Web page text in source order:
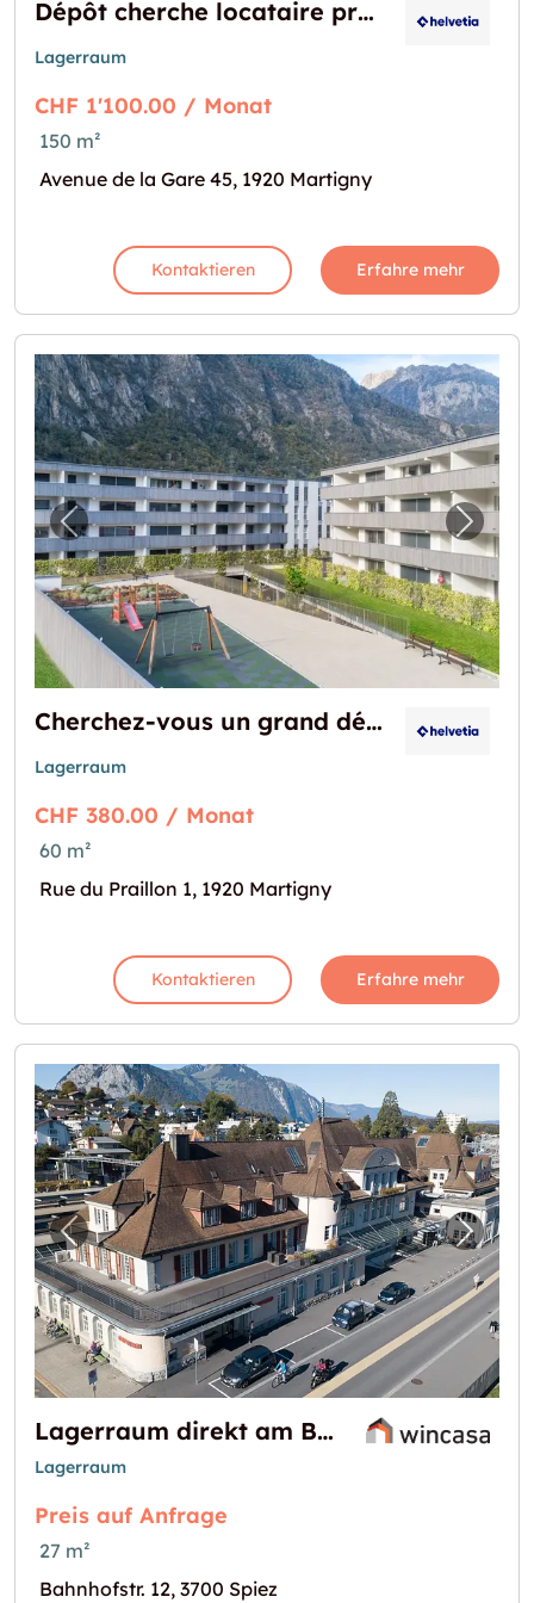
Dépôt cherche locataire près de la gare
Lagerraum
CHF 1'100.00 / Monat
150 m²
Avenue de la Gare 45, 1920 Martigny
Kontaktieren Erfahre mehr
Vorheriges Bild für "Cherchez-vous un
Cherchez-vous un grand dépôt pour archives ?
Lagerraum
CHF 380.00 / Monat
60 m²
Rue du Praillon 1, 1920 Martigny
Kontaktieren Erfahre mehr
Vorheriges Bild für "Lagerraum direkt am
Lagerraum direkt am Bahnhof Spiez
Lagerraum
Preis auf Anfrage
27 m²
Bahnhofstr. 12, 3700 Spiez